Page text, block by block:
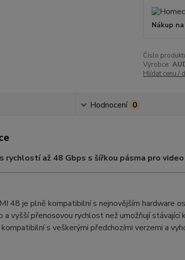
Nákup
Číslo
Výrobce:
Hlídat cenu /
Hodnocení 0
rychlostí až 48 Gbps s šířkou pásma pro
48 je plně kompatibilní s nejnovějším hardware
a vyšší přenosovou rychlost než umožňují
s veškerými předchozími verzemi a